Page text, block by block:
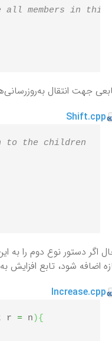
all members in
جهت انتقال
Shift.cpp
to the children
اگر دستور نوع دوم را به
اضافه شود، تابع افزایش
Increase.cpp
r = n ){